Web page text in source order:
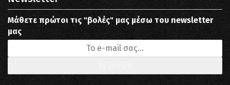
Μάθετε πρώτοι τις "βολές" μας μέσω του newsletter
μας